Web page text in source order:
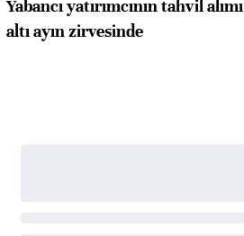
Yabancı yatırımcının tahvil alımı
altı ayın zirvesinde